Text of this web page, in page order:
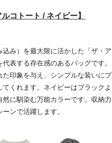
コトート / ネイビー】
み）を最大限に活かした「ザ・ア
表する存在感のあるバッグです。
印象を与え、シンプルな装いにプ
くれます。ネイビーはブラックよ
に馴染む万能カラーです。収納力
ンで活躍します。